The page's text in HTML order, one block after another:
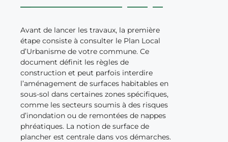
Avant de lancer les travaux, la première
étape consiste à consulter le Plan Local
d’Urbanisme de votre commune. Ce
document définit les règles de
construction et peut parfois interdire
l’aménagement de surfaces habitables en
sous-sol dans certaines zones spécifiques,
comme les secteurs soumis à des risques
d’inondation ou de remontées de nappes
phréatiques. La notion de surface de
plancher est centrale dans vos démarches.